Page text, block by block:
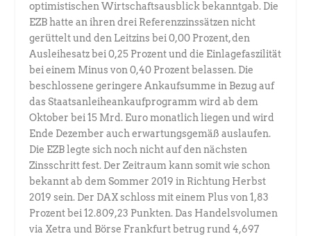
optimistischen Wirtschaftsausblick bekanntgab. Die
EZB hatte an ihren drei Referenzzinssätzen nicht
gerüttelt und den Leitzins bei 0,00 Prozent, den
Ausleihesatz bei 0,25 Prozent und die Einlagefaszilität
bei einem Minus von 0,40 Prozent belassen. Die
beschlossene geringere Ankaufsumme in Bezug auf
das Staatsanleiheankaufprogramm wird ab dem
Oktober bei 15 Mrd. Euro monatlich liegen und wird
Ende Dezember auch erwartungsgemäß auslaufen.
Die EZB legte sich noch nicht auf den nächsten
Zinsschritt fest. Der Zeitraum kann somit wie schon
bekannt ab dem Sommer 2019 in Richtung Herbst
2019 sein. Der DAX schloss mit einem Plus von 1,83
Prozent bei 12.809,23 Punkten. Das Handelsvolumen
via Xetra und Börse Frankfurt betrug rund 4,697